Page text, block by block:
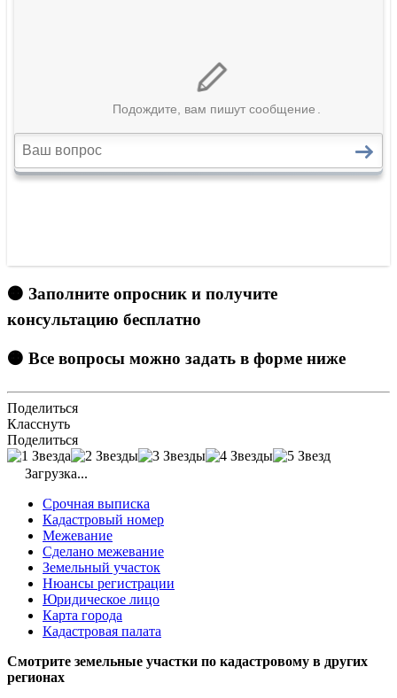
🟠 Заполните опросник и получите
консультацию бесплатно
🟠 Все вопросы можно задать в форме ниже
Поделиться
Класснуть
Поделиться
Загрузка...
Срочная выписка
Кадастровый номер
Межевание
Сделано межевание
Земельный участок
Нюансы регистрации
Юридическое лицо
Карта города
Кадастровая палата
Смотрите земельные участки по кадастровому в других
регионах